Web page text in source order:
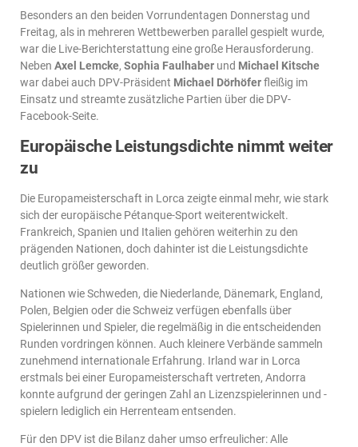
Besonders an den beiden Vorrundentagen Donnerstag und
Freitag, als in mehreren Wettbewerben parallel gespielt wurde,
war die Live-Berichterstattung eine große Herausforderung.
Neben Axel Lemcke, Sophia Faulhaber und Michael Kitsche
war dabei auch DPV-Präsident Michael Dörhöferfleißig im
Einsatz und streamte zusätzliche Partien über die DPV-
Facebook-Seite.
Europäische Leistungsdichte nimmt weiter
zu
Die Europameisterschaft in Lorca zeigte einmal mehr, wie stark
sich der europäische Pétanque-Sport weiterentwickelt.
Frankreich, Spanien und Italien gehören weiterhin zu den
prägenden Nationen, doch dahinter ist die Leistungsdichte
deutlich größer geworden.
Nationen wie Schweden, die Niederlande, Dänemark, England,
Polen, Belgien oder die Schweiz verfügen ebenfalls über
Spielerinnen und Spieler, die regelmäßig in die entscheidenden
Runden vordringen können. Auch kleinere Verbände sammeln
zunehmend internationale Erfahrung. Irland war in Lorca
erstmals bei einer Europameisterschaft vertreten, Andorra
konnte aufgrund der geringen Zahl an Lizenzspielerinnen und -
spielern lediglich ein Herrenteam entsenden.
Für den DPV ist die Bilanz daher umso erfreulicher: Alle